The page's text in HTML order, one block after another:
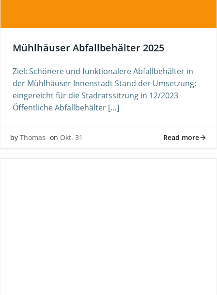
Mühlhäuser Abfallbehälter 2025
Ziel: Schönere und funktionalere Abfallbehälter in
der Mühlhäuser Innenstadt Stand der Umsetzung:
eingereicht für die Stadratssitzung in 12/2023
Öffentliche Abfallbehälter […]
by Thomas on Okt. 31 Read more